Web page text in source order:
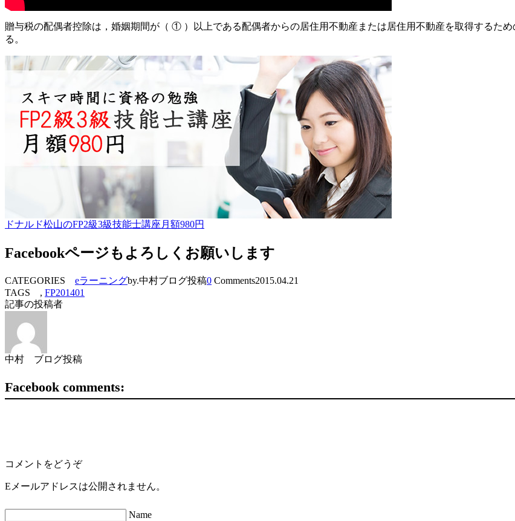
贈与税の配偶者控除は，婚姻期間が（ ① ）以上である配偶者からの居住用不動産または居住用不動産を取得するた
る。
ドナルド松山のFP2級3級技能士講座月額980円
Facebookページもよろしくお願いします
CATEGORIES eラーニングby.中村ブログ投稿0 Comments2015.04.21
TAGS , FP201401
記事の投稿者
中村 ブログ投稿
Facebook comments:
コメントをどうぞ
Eメールアドレスは公開されません。
Name